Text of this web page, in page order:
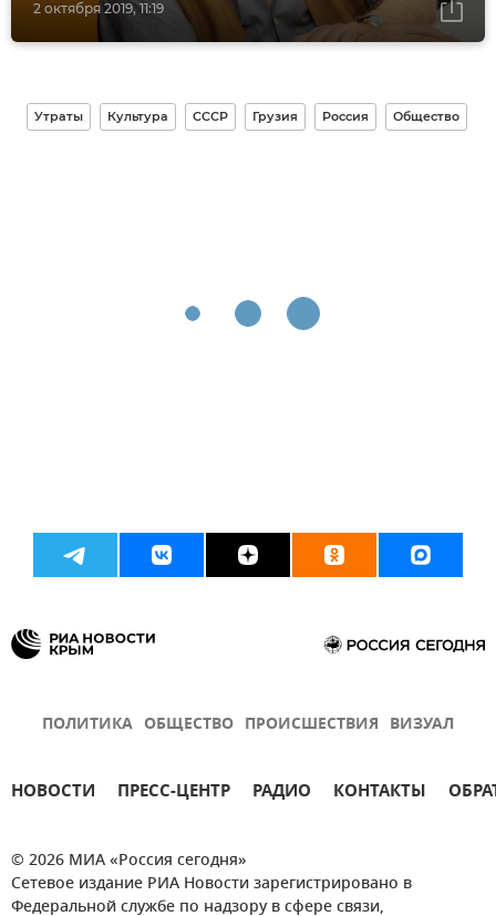
2 октября 2019, 11:19
Утраты Культура СССР Грузия Россия Общество
ПОЛИТИКА ОБЩЕСТВО ПРОИСШЕСТВИЯ ВИЗУАЛ
НОВОСТИ ПРЕСС-ЦЕНТР РАДИО КОНТАКТЫ
© 2026 МИА «Россия сегодня»
Сетевое издание РИА Новости зарегистрировано в
Федеральной службе по надзору в сфере связи,